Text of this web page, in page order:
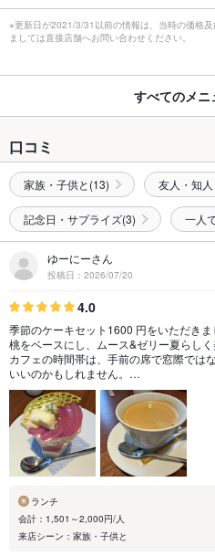
※更新日が2021/3/31以前の情報は、当時の価格
ましては直接店舗へお問い合わせください。
すべてのメニ
口コミ
家族・子供と(13) 友人・知
記念日・サプライズ(3) 一人
ゆーにーさん
投稿日：2026/07/20
4.0
季節のケーキセット1600 円をいただきま
桃をベースにし、ムース&ゼリー夏らしく
カフェの時間帯は、手前の席で窓際では
いいのかもしれません。…
ランチ
会計：1,501～2,000円/人
来店シーン：家族・子供と